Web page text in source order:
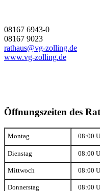
08167 6943-0
08167 9023
rathaus@vg-zolling.de
www.vg-zolling.de
Öffnungszeiten des
Montag 08:00
Dienstag 08:00
Mittwoch 08:00
Donnerstag 08:00